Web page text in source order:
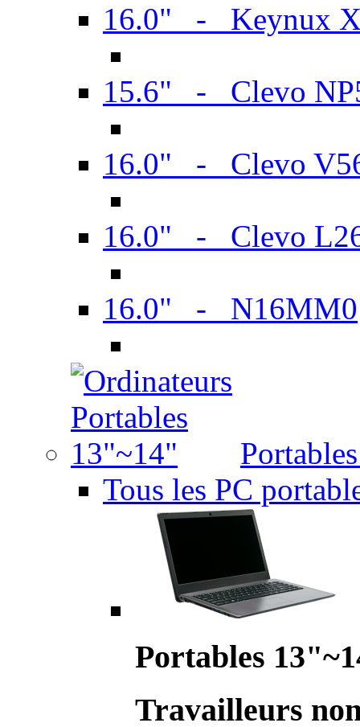
16.0" - Keynux
15.6" - Clevo
16.0" - Clevo
16.0" - Clevo
16.0" - N16MM0
Tous les PC
Portables
Travailleurs